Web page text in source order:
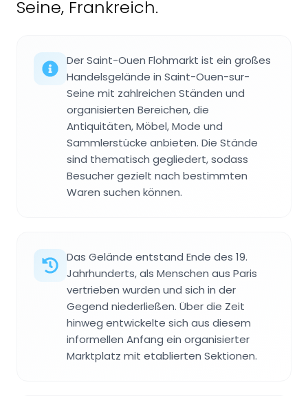
Seine, Frankreich.
Der Saint-Ouen Flohmarkt ist ein großes
Handelsgelände in Saint-Ouen-sur-
Seine mit zahlreichen Ständen und
organisierten Bereichen, die
Antiquitäten, Möbel, Mode und
Sammlerstücke anbieten. Die Stände
sind thematisch gegliedert, sodass
Besucher gezielt nach bestimmten
Waren suchen können.
Das Gelände entstand Ende des 19.
Jahrhunderts, als Menschen aus Paris
vertrieben wurden und sich in der
Gegend niederließen. Über die Zeit
hinweg entwickelte sich aus diesem
informellen Anfang ein organisierter
Marktplatz mit etablierten Sektionen.